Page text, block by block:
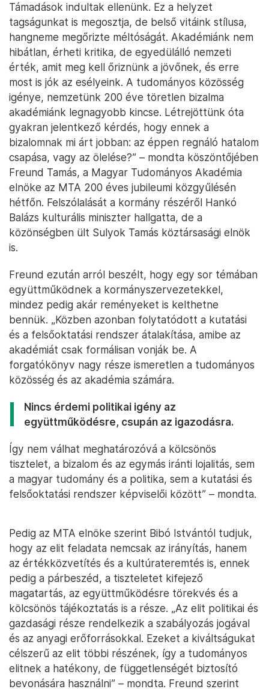
Támadások indultak ellenünk. Ez a helyzet
tagságunkat is megosztja, de belső vitáink stílusa,
hangneme megőrizte méltóságát. Akadémiánk nem
hibátlan, érheti kritika, de egyedülálló nemzeti
érték, amit meg kell őriznünk a jövőnek, és erre
most is jók az esélyeink. A tudományos közösség
igénye, nemzetünk 200 éve töretlen bizalma
akadémiánk legnagyobb kincse. Létrejöttünk óta
gyakran jelentkező kérdés, hogy ennek a
bizalomnak mi árt jobban: az éppen regnáló hatalom
csapása, vagy az ölelése?” – mondta köszöntőjében
Freund Tamás, a Magyar Tudományos Akadémia
elnöke az MTA 200 éves jubileumi közgyűlésén
hétfőn. Felszólalását a kormány részéről Hankó
Balázs kulturális miniszter hallgatta, de a
közönségben ült Sulyok Tamás köztársasági elnök
is.
Freund ezután arról beszélt, hogy egy sor témában
együttműködnek a kormányszervezetekkel,
mindez pedig akár reményeket is kelthetne
bennük. „Közben azonban folytatódott a kutatási
és a felsőoktatási rendszer átalakítása, amibe az
akadémiát csak formálisan vonják be. A
forgatókönyv nagy része ismeretlen a tudományos
közösség és az akadémia számára.
Nincs érdemi politikai igény az
együttműködésre, csupán az igazodásra.
Így nem válhat meghatározóvá a kölcsönös
tisztelet, a bizalom és az egymás iránti lojalitás, sem
a magyar tudomány és a politika, sem a kutatási és
felsőoktatási rendszer képviselői között” – mondta.
Pedig az MTA elnöke szerint Bibó Istvántól tudjuk,
hogy az elit feladata nemcsak az irányítás, hanem
az értékközvetítés és a kultúrateremtés is, ennek
pedig a párbeszéd, a tiszteletet kifejező
magatartás, az együttműködésre törekvés és a
kölcsönös tájékoztatás is a része. „Az elit politikai és
gazdasági része rendelkezik a szabályozás jogával
és az anyagi erőforrásokkal. Ezeket a kiváltságukat
célszerű az elit többi részének, így a tudományos
elitnek a hatékony, de függetlenségét biztosító
bevonására használni” – mondta. Freund szerint